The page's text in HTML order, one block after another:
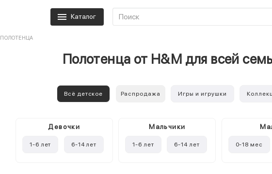
Каталог
ПОЛОТЕНЦА
Полотенца от H&M для всей
Всё детское Распродажа Игры и игрушки
Девочки
1-6 лет 6-14 лет
Mальчики
1-6 лет 6-14 лет 0-18 мес